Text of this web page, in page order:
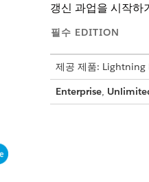
갱신 과업을 시작하
필수 EDITION
제공 제품: Lightning
Enterprise,
세일즈 담당자는